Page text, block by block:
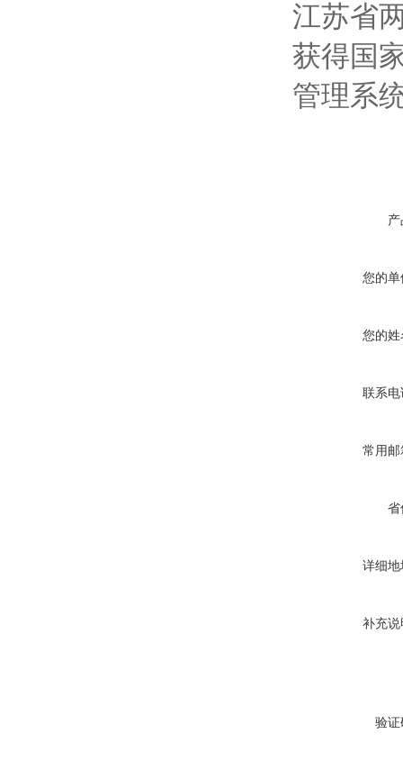
江苏省
获得国
管理系
您的单
您的姓
联系电
常用邮
省
详细地
补充说
验证